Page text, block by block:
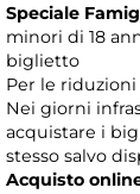
Speciale
minori di 18
biglietto
Per le
Nei giorni
acquistare i
stesso salvo
Acquisto